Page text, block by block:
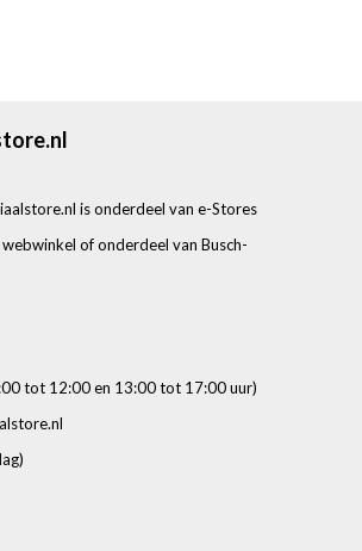
is onderdeel van e-Stores
of onderdeel van Busch-
tot 12:00 en 13:00 tot 17:00 uur)